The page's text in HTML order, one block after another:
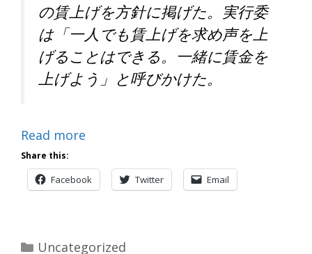
の賃上げを方針に掲げた。実行委
は「一人でも賃上げを求め声を上
げることはできる。一緒に賃金を
上げよう」と呼びかけた。
Read more
Share this:
Facebook Twitter Email
Categories
Uncategorized